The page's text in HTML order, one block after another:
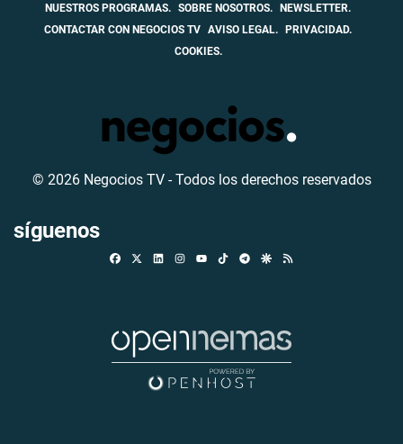
NUESTROS PROGRAMAS. SOBRE NOSOTROS. NEWSLETTER.
CONTACTAR CON NEGOCIOS TV AVISO LEGAL. PRIVACIDAD.
COOKIES.
© 2026 Negocios TV - Todos los derechos reservados
síguenos
FacebookLinkedinInstagramTikTokTelegramGoogle Discover